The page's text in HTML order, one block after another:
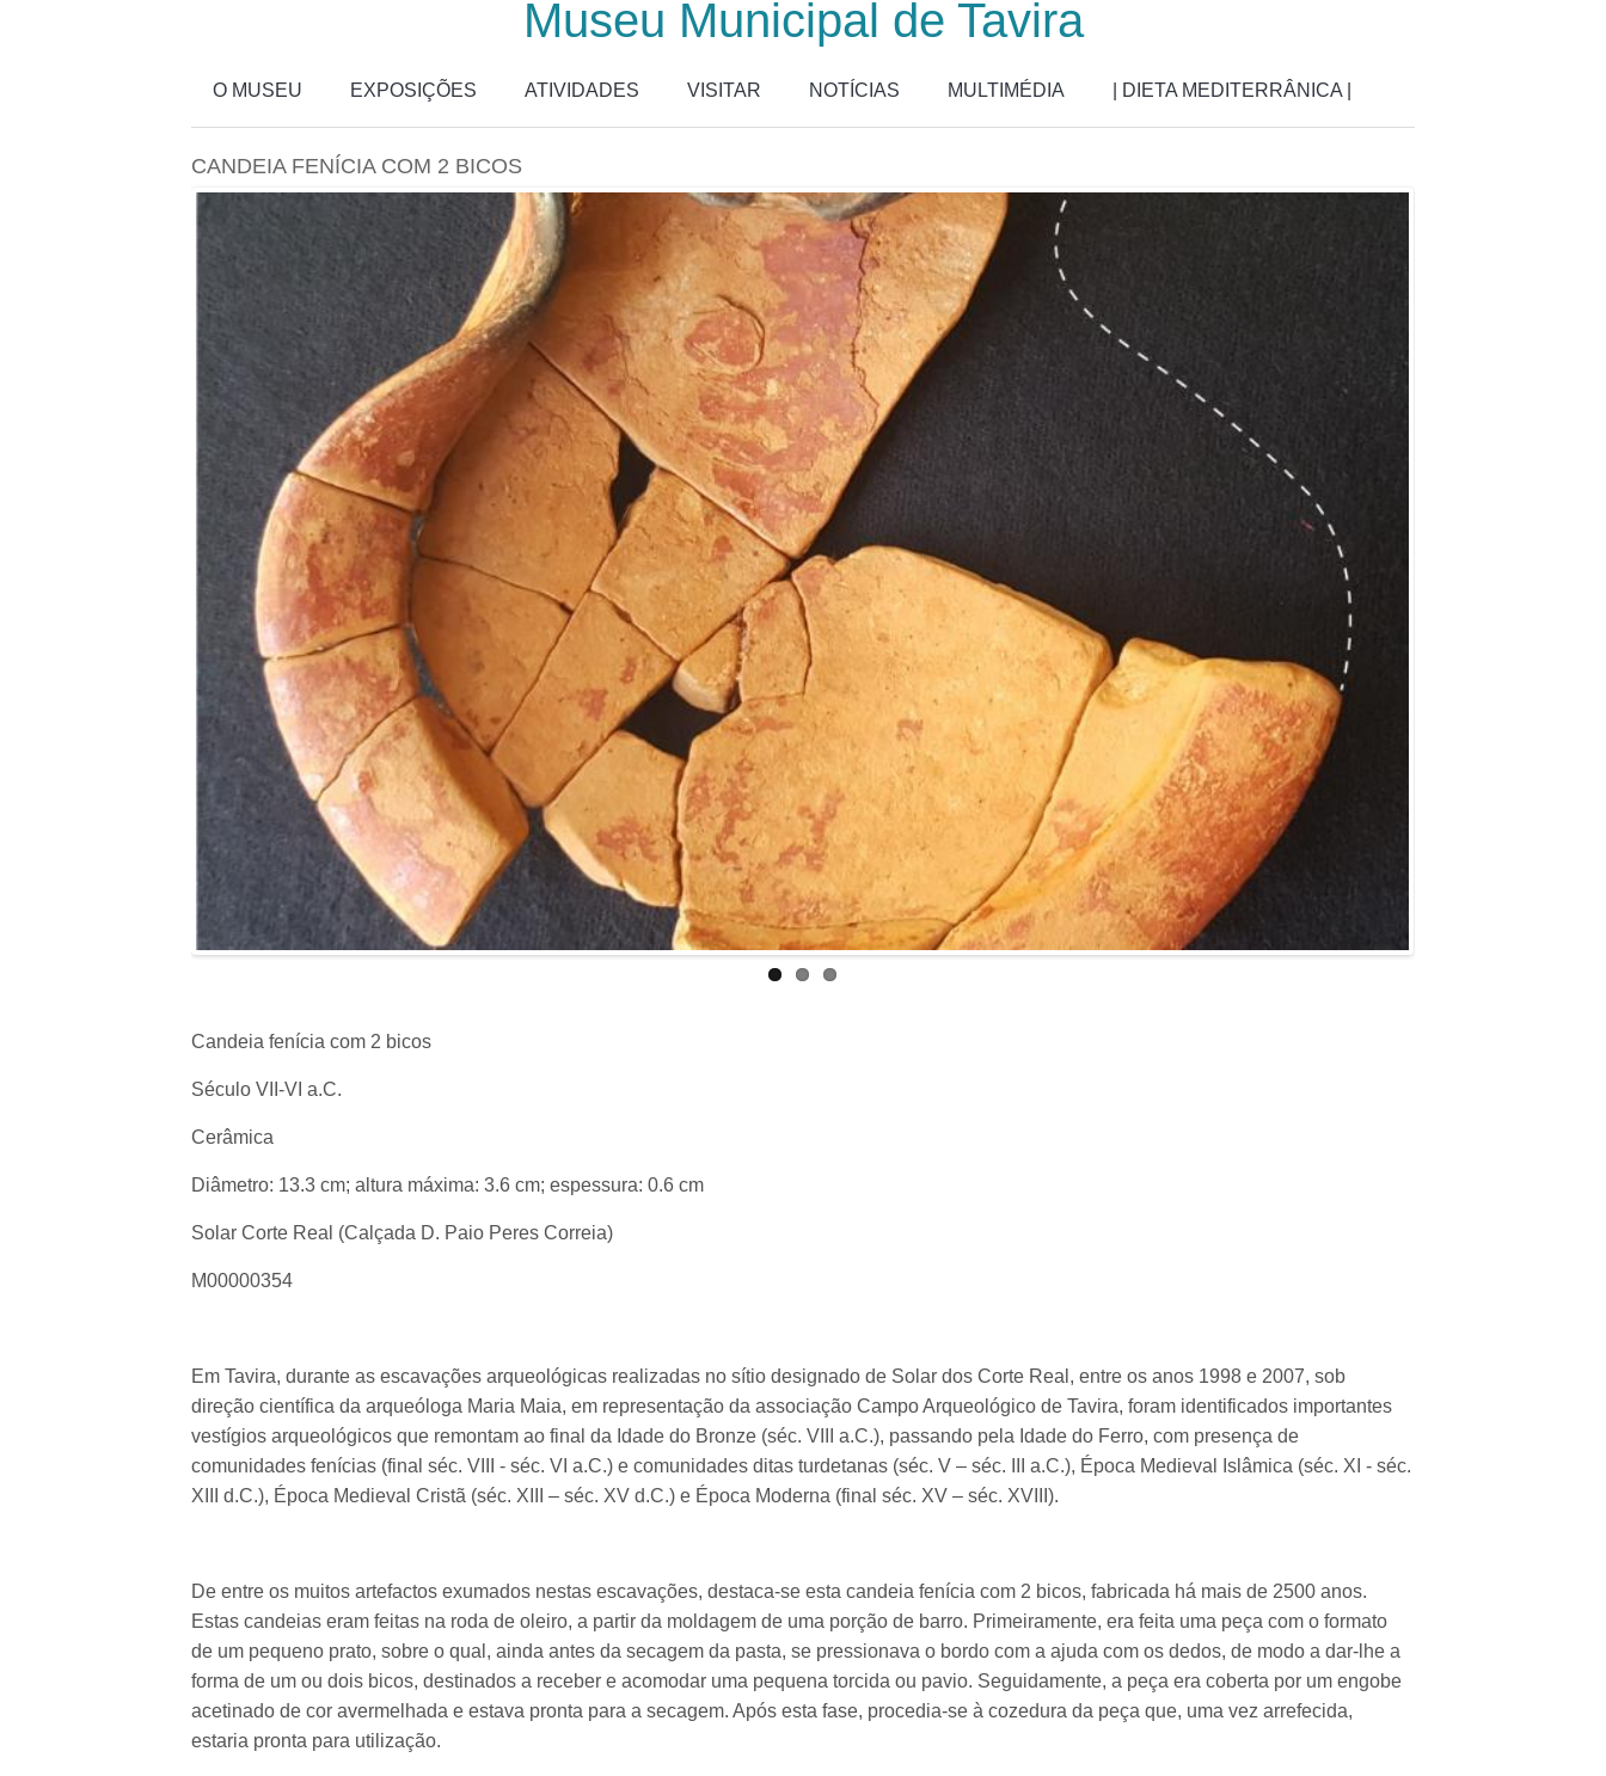
Museu Municipal de Tavira
O MUSEU EXPOSIÇÕES ATIVIDADES VISITAR NOTÍCIAS MULTIMÉDIA | DIETA MEDITERRÂNICA |
CANDEIA FENÍCIA COM 2 BICOS
Candeia fenícia com 2 bicos
Século VII-VI a.C.
Cerâmica
Diâmetro: 13.3 cm; altura máxima: 3.6 cm; espessura: 0.6 cm
Solar Corte Real (Calçada D. Paio Peres Correia)
M00000354
Em Tavira, durante as escavações arqueológicas realizadas no sítio designado de Solar dos Corte Real, entre os anos 1998 e 2007, sob
direção científica da arqueóloga Maria Maia, em representação da associação Campo Arqueológico de Tavira, foram identificados importantes
vestígios arqueológicos que remontam ao final da Idade do Bronze (séc. VIII a.C.), passando pela Idade do Ferro, com presença de
comunidades fenícias (final séc. VIII - séc. VI a.C.) e comunidades ditas turdetanas (séc. V – séc. III a.C.), Época Medieval Islâmica (séc. XI - séc.
XIII d.C.), Época Medieval Cristã (séc. XIII – séc. XV d.C.) e Época Moderna (final séc. XV – séc. XVIII).
De entre os muitos artefactos exumados nestas escavações, destaca-se esta candeia fenícia com 2 bicos, fabricada há mais de 2500 anos.
Estas candeias eram feitas na roda de oleiro, a partir da moldagem de uma porção de barro. Primeiramente, era feita uma peça com o formato
de um pequeno prato, sobre o qual, ainda antes da secagem da pasta, se pressionava o bordo com a ajuda com os dedos, de modo a dar-lhe a
forma de um ou dois bicos, destinados a receber e acomodar uma pequena torcida ou pavio. Seguidamente, a peça era coberta por um engobe
acetinado de cor avermelhada e estava pronta para a secagem. Após esta fase, procedia-se à cozedura da peça que, uma vez arrefecida,
estaria pronta para utilização.